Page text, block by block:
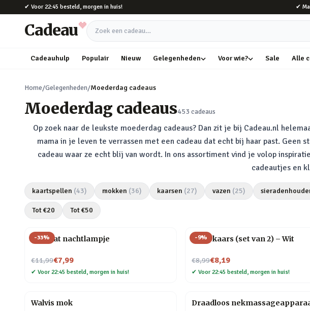
Naar hoofdinhoud
✔ Voor 22:45 besteld, morgen in huis! ✔
Cadeau Zoek een cadeau
Cadeauhulp Populair Nieuw Gelegenheden Voor wie? Sale Alle
Home/Gelegenheden/Moederdag cadeaus
Moederdag cadeaus453 cadeaus
Op zoek naar de leukste moederdag cadeaus? Dan zit je bij Cadeau.nl
mama in je leven te verrassen met een cadeau dat echt bij haar past.
cadeau waar ze echt blij van wordt. In ons assortiment vind je volop
cadeautjes en
kaartspellen (43) mokken (36) kaarsen (27) vazen (25)
Tot €20 Tot €50
-33%
Mini kat nachtlampje
€11,99
Nu voor€7,99
✔ Voor 22:45 besteld, morgen in huis!
-9%
Druipkaars (set van 2) – Wit
€8,99
Nu voor€8,19
✔ Voor 22:45 besteld, morgen in huis!
Walvis mok Draadloos